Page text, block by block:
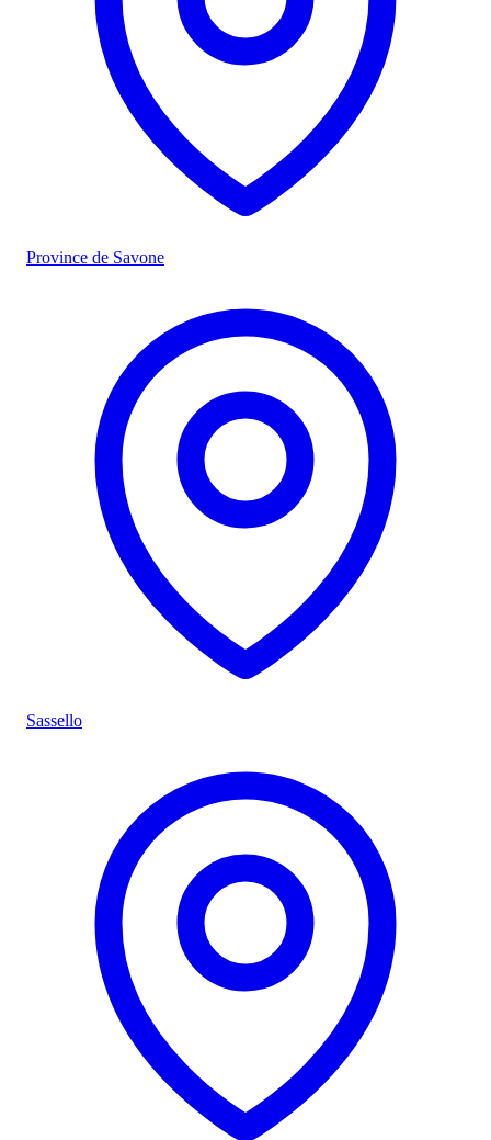
Province de Savone
Sassello